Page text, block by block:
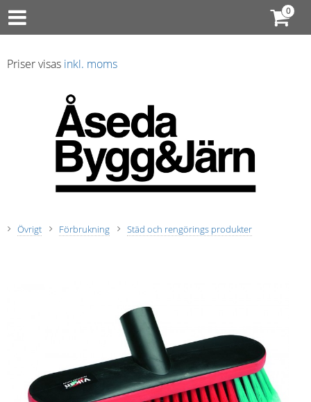
Priser visas inkl. moms
Övrigt Förbrukning Städ och rengörings produkter